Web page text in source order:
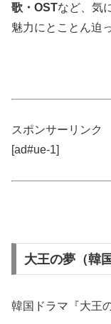
歌・OSTなど、気
魅力にとことん迫
スポンサーリンク
[ad#ue-1]
大王の夢（韓
韓国ドラマ『大王